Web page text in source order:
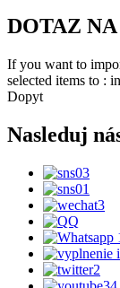
DOTAZ
If you want to
selected items to :
Dopyt
Nasleduj